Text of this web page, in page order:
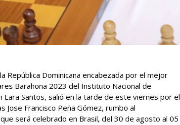
República Dominicana encabezada por el mejor
Barahona 2023 del Instituto Nacional de
Lara Santos, salió en la tarde de este viernes por el
Jose Francisco Peña Gómez, rumbo al
será celebrado en Brasil, del 30 de agosto al 05